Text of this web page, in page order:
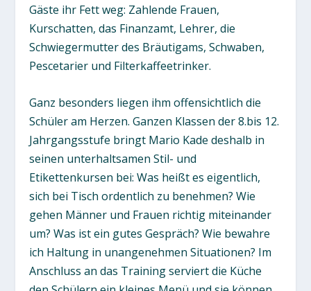
Gäste ihr Fett weg: Zahlende Frauen,
Kurschatten, das Finanzamt, Lehrer, die
Schwiegermutter des Bräutigams, Schwaben,
Pescetarier und Filterkaffeetrinker.
Ganz besonders liegen ihm offensichtlich die
Schüler am Herzen. Ganzen Klassen der 8.bis 12.
Jahrgangsstufe bringt Mario Kade deshalb in
seinen unterhaltsamen Stil- und
Etikettenkursen bei: Was heißt es eigentlich,
sich bei Tisch ordentlich zu benehmen? Wie
gehen Männer und Frauen richtig miteinander
um? Was ist ein gutes Gespräch? Wie bewahre
ich Haltung in unangenehmen Situationen? Im
Anschluss an das Training serviert die Küche